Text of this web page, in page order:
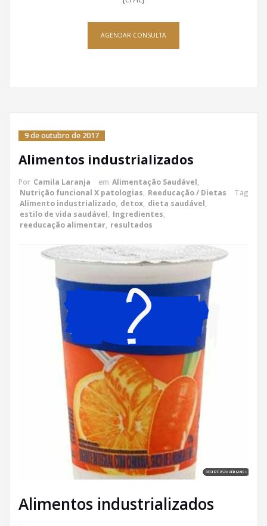
AGENDAR CONSULTA
9 de outubro de 2017
Alimentos industrializados
Por Camila Laranja em Alimentação Saudável,
Nutrição funcional X patologias, Reeducação / Dietas
Tag
Alimento industrializado, detox, dieta saudável,
estilo de vida saudável, Ingredientes,
reeducação alimentar, resultados
Alimentos industrializados